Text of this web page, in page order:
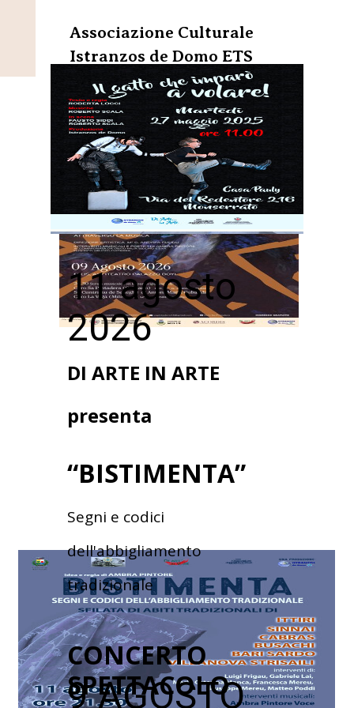
Associazione Culturale
Istranzos de Domo ETS
11 agosto
2026
DI ARTE IN ARTE
presenta
“BISTIMENTA”
Segni e codici
dell'abbigliamento
tradizionale
CONCERTO
SPETTACOLO
9 AGOSTO